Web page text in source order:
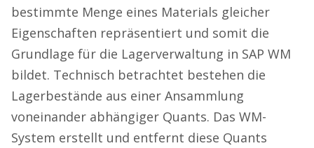
bestimmte Menge eines Materials gleicher
Eigenschaften repräsentiert und somit die
Grundlage für die Lagerverwaltung in SAP WM
bildet. Technisch betrachtet bestehen die
Lagerbestände aus einer Ansammlung
voneinander abhängiger Quants. Das WM-
System erstellt und entfernt diese Quants